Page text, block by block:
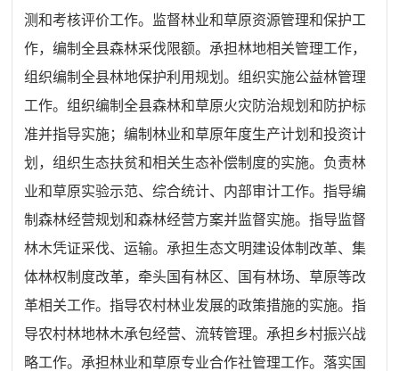
测和考核评价工作。监督林业和草原资源管理和保护工
作，编制全县森林采伐限额。承担林地相关管理工作，
组织编制全县林地保护利用规划。组织实施公益林管理
工作。组织编制全县森林和草原火灾防治规划和防护标
准并指导实施；编制林业和草原年度生产计划和投资计
划，组织生态扶贫和相关生态补偿制度的实施。负责林
业和草原实验示范、综合统计、内部审计工作。指导编
制森林经营规划和森林经营方案并监督实施。指导监督
林木凭证采伐、运输。承担生态文明建设体制改革、集
体林权制度改革，牵头国有林区、国有林场、草原等改
革相关工作。指导农村林业发展的政策措施的实施。指
导农村林地林木承包经营、流转管理。承担乡村振兴战
略工作。承担林业和草原专业合作社管理工作。落实国